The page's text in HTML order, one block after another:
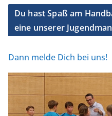
Du hast Spaß am
eine unserer
Dann melde Dich bei uns!